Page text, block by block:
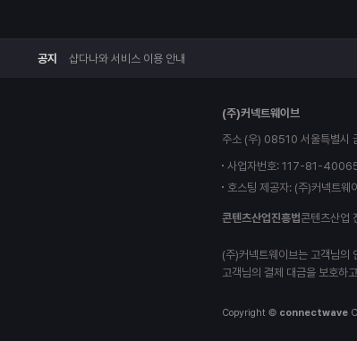
공지 샵다나와 서비스 이용 안내
(주)커넥트웨이브
주소 (우) 08510 서울특별시
사업자번호: 117-81-
호스팅 제공자: (주)커넥트웨
콘텐츠산업진흥법콘텐츠산업
(주)커넥트웨이브는 고객님의
고객님의 결제 대금을 보호하
Copyright © connectwave